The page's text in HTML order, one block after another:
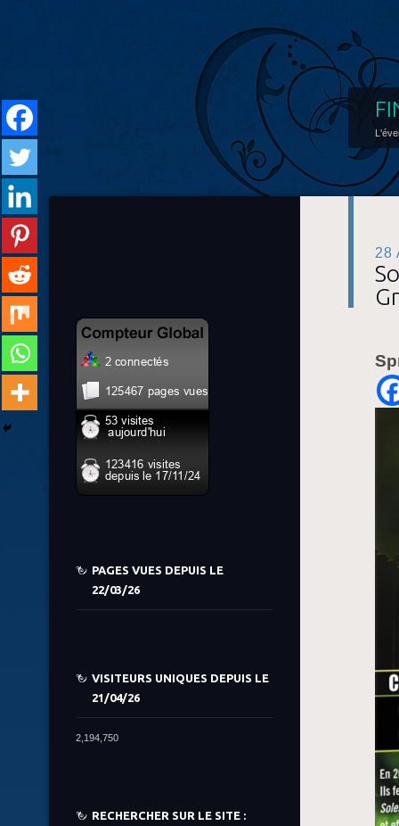
28
PAGES VUES DEPUIS LE
22/03/26
VISITEURS UNIQUES DEPUIS LE
21/04/26
2,194,750
RECHERCHER SUR LE SITE :